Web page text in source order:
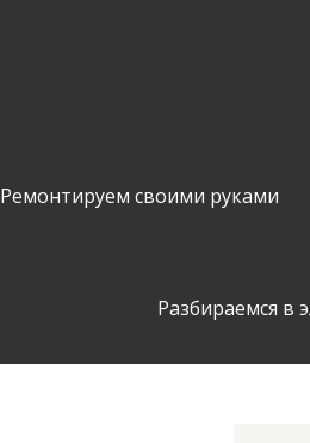
Ремонтируем своими руками
Разбираемся в